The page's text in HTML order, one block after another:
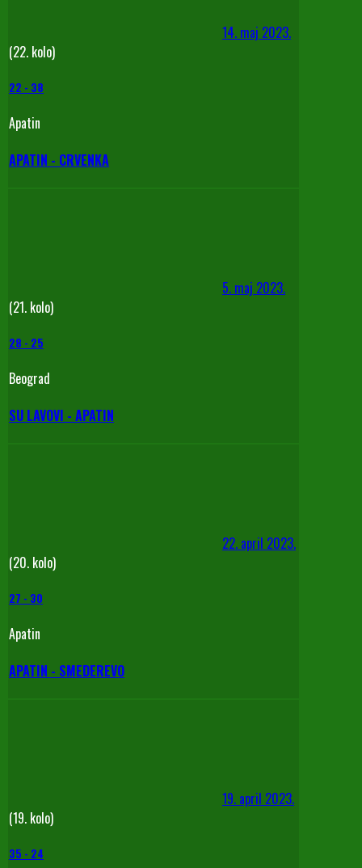
14. maj 2023.
(22. kolo)
22 - 38
Apatin
APATIN - CRVENKA
5. maj 2023.
(21. kolo)
28 - 25
Beograd
SU LAVOVI - APATIN
22. april 2023.
(20. kolo)
27 - 30
Apatin
APATIN - SMEDEREVO
19. april 2023.
(19. kolo)
35 - 24